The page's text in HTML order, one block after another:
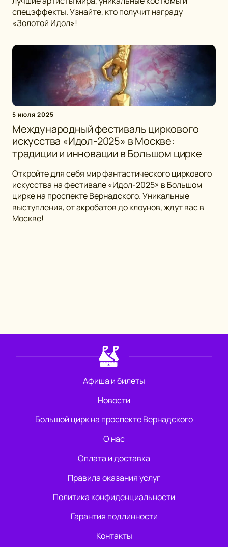
спецэффекты. Узнайте, кто получит награду
«Золотой Идол»!
5 июля 2025
Международный фестиваль циркового
искусства «Идол-2025» в Москве:
традиции и инновации в Большом цирке
Откройте для себя мир фантастического циркового
искусства на фестивале «Идол-2025» в Большом
цирке на проспекте Вернадского. Уникальные
выступления, от акробатов до клоунов, ждут вас в
Москве!
Афиша и билеты
Новости
Большой цирк на проспекте Вернадского
О нас
Оплата и доставка
Правила оказания услуг
Политика конфиденциальности
Гарантия подлинности
Контакты